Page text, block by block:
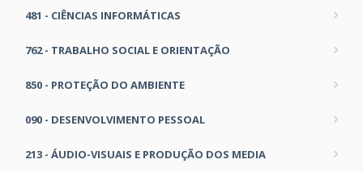
481 - CIÊNCIAS INFORMÁTICAS
762 - TRABALHO SOCIAL E ORIENTAÇÃO
850 - PROTEÇÃO DO AMBIENTE
090 - DESENVOLVIMENTO PESSOAL
213 - ÁUDIO-VISUAIS E PRODUÇÃO DOS MEDIA